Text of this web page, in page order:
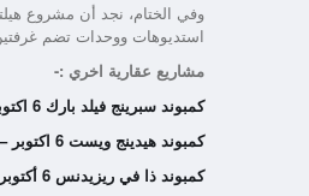
وفي الختام، نجد أن مشروع
استديوهات ووحدات تضم غرفتين بمساحات تبدأ من 40 متر وتصل إلى
مشاريع عقارية اخري :-
كمبوند سبرينج فيلد بارك 6 اكتوبر – Compound Spring Fields Park 6 October
كمبوند هيدينج ويست 6 اكتوبر – Heading West 6th October – مدن
كمبوند ذا في ريزيدنس 6 أكتوبر The V Residence 6 October